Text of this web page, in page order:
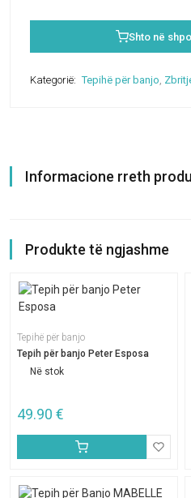
Shto në
Kategorië: Tepihë për banjo,
Informacione rreth
Produkte të ngjashme
Tepihë për banjo
Tepih për banjo Peter Esposa
Në stok
49.90 €